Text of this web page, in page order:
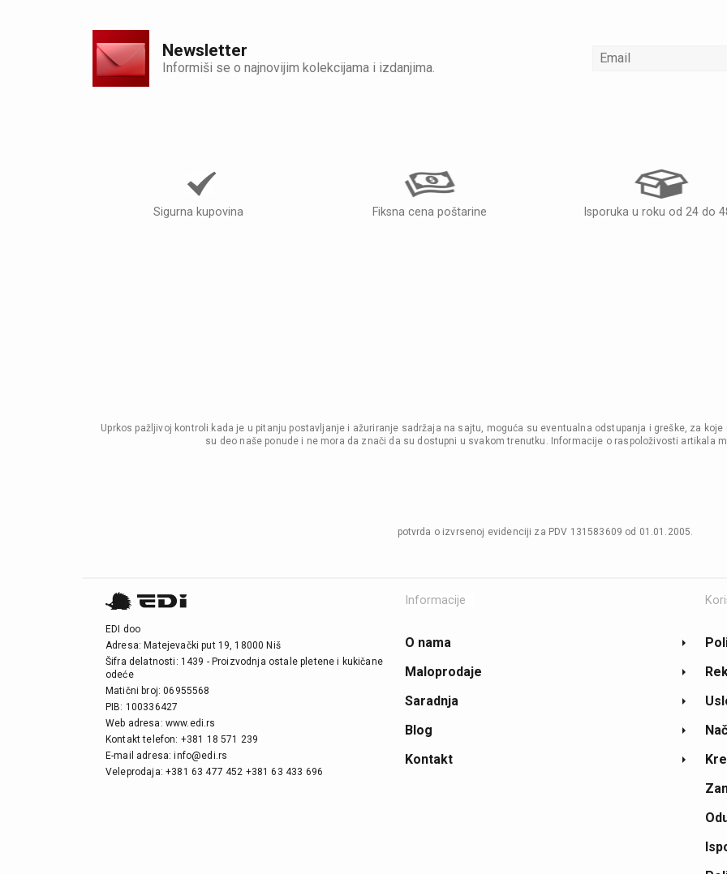
Newsletter
Informiši se o najnovijim kolekcijama i izdanjima.
Sigurna kupovina Fiksna cena poštarine Isporuka u roku od 24 do
Uprkos pažljivoj kontroli kada je u pitanju postavljanje i ažuriranje sadržaja na sajtu, moguća su eventualna odstupanja i greške, za
su deo naše ponude i ne mora da znači da su dostupni u svakom trenutku. Informacije o raspoloživosti artikala
potvrda o izvrsenoj evidenciji za PDV 131583609 od 01.01.2005.
EDI doo
Adresa: Matejevački put 19, 18000 Niš
Šifra delatnosti: 1439 - Proizvodnja ostale pletene i kukičane
odeće
Matični broj: 06955568
PIB: 100336427
Web adresa: www.edi.rs
Kontakt telefon: +381 18 571 239
E-mail adresa: info@edi.rs
Veleprodaja: +381 63 477 452 +381 63 433 696
Informacije
O nama
Maloprodaje
Saradnja
Blog
Kontakt